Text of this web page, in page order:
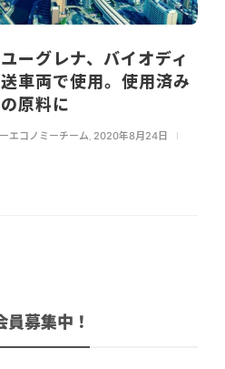
ーグレナ、バイオディ
車両で使用。使用済み
原料に
エコノミーチーム, 2020年8月24日
募集中！